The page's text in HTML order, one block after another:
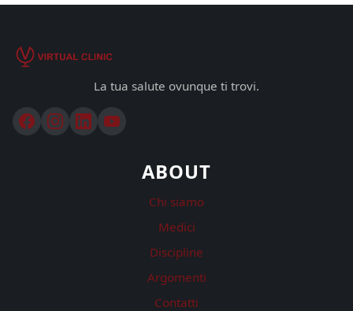
La tua salute ovunque ti trovi.
ABOUT
Chi siamo
Medici
Discipline
Argomenti
Contatti